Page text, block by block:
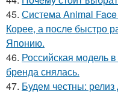
45. Система Animal
Корее, а после быстро
Японию.
46. Российская модель
бренда снялась.
47. Будем честны: релиз